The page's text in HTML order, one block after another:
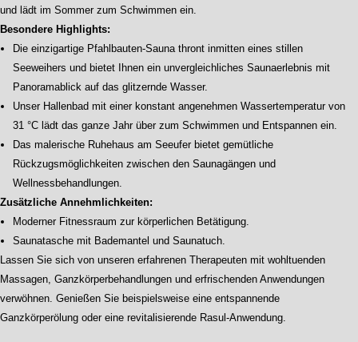
und lädt im Sommer zum Schwimmen ein.
Besondere Highlights:
Die einzigartige Pfahlbauten-Sauna thront inmitten eines stillen
Seeweihers und bietet Ihnen ein unvergleichliches Saunaerlebnis mit
Panoramablick auf das glitzernde Wasser.
Unser Hallenbad mit einer konstant angenehmen Wassertemperatur von
31 °C lädt das ganze Jahr über zum Schwimmen und Entspannen ein.
Das malerische Ruhehaus am Seeufer bietet gemütliche
Rückzugsmöglichkeiten zwischen den Saunagängen und
Wellnessbehandlungen.
Zusätzliche Annehmlichkeiten:
Moderner Fitnessraum zur körperlichen Betätigung.
Saunatasche mit Bademantel und Saunatuch.
Lassen Sie sich von unseren erfahrenen Therapeuten mit wohltuenden
Massagen, Ganzkörperbehandlungen und erfrischenden Anwendungen
verwöhnen. Genießen Sie beispielsweise eine entspannende
Ganzkörperölung oder eine revitalisierende Rasul-Anwendung.